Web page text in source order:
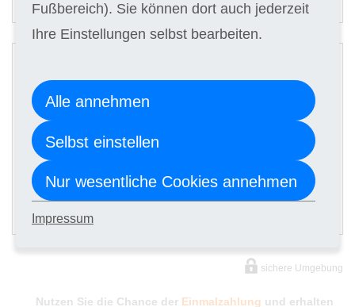
Kursgebühr
9 x 128,00 €
ANMELDEN
2
sichere Umgebung
Nutzen Sie die Chance der Einmalzahlung und erhalten
Fußbereich). Sie können dort auch jederzeit
Ihre Einstellungen selbst bearbeiten.
Alle annehmen
Selbst einstellen
Nur wesentliche Cookies annehmen
Impressum